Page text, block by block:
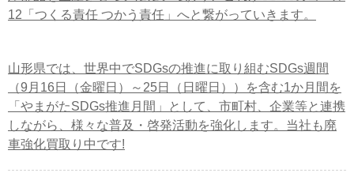
12「つくる責任 つかう責任」へと繋がっていきます。
山形県では、世界中でSDGsの推進に取り組むSDGs週間
（9月16日（金曜日）～25日（日曜日））を含む1か月間を
「やまがたSDGs推進月間」として、市町村、企業等と連携
しながら、様々な普及・啓発活動を強化します。当社も廃
車強化買取り中です!